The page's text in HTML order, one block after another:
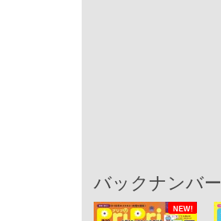
バックナンバー
NEW!